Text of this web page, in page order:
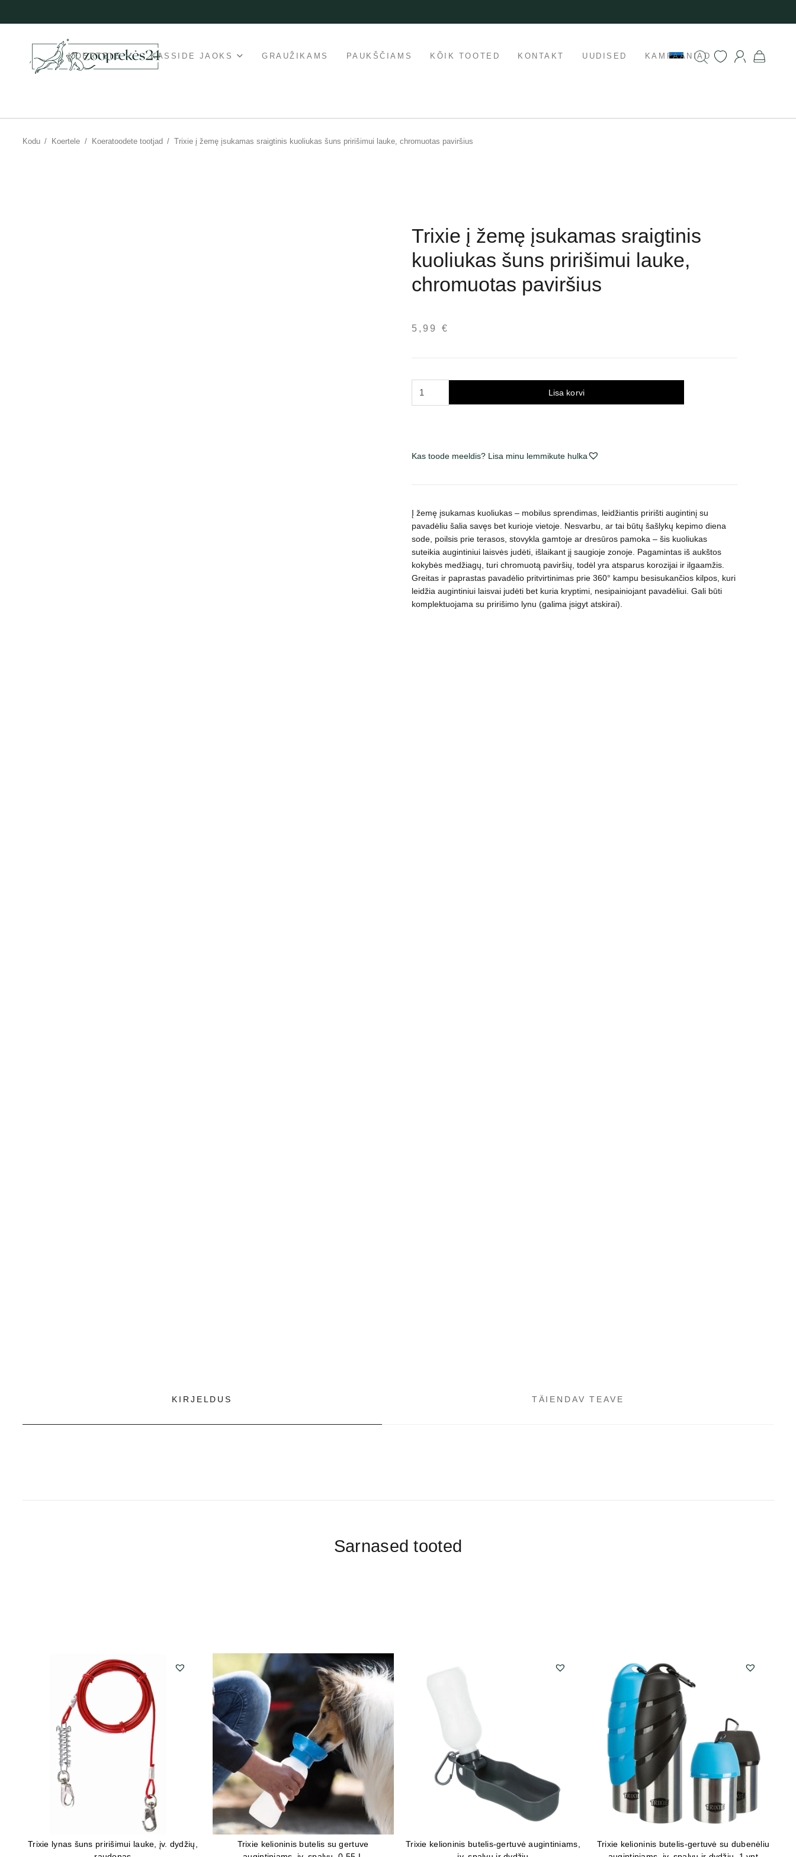
KOERTELE KASSIDE JAOKS GRAUŽIKAMS PAUKŠČIAMS KÕIK TOOTED KONTAKT UUDISED KAMPAANIAD
Kodu / Koertele / Koeratoodete tootjad / Trixie į žemę įsukamas sraigtinis kuoliukas šuns pririšimui lauke, chromuotas paviršius
Trixie į žemę įsukamas sraigtinis
kuoliukas šuns pririšimui lauke,
chromuotas paviršius
5,99 €
kuoliukas
chromuotas
paviršius
kogus
Lisa korvi
Kas toode meeldis? Lisa minu lemmikute hulka
Į žemę įsukamas kuoliukas – mobilus sprendimas, leidžiantis pririšti augintinį su
pavadėliu šalia savęs bet kurioje vietoje. Nesvarbu, ar tai būtų šašlykų kepimo diena
sode, poilsis prie terasos, stovykla gamtoje ar dresūros pamoka – šis kuoliukas
suteikia augintiniui laisvės judėti, išlaikant jį saugioje zonoje. Pagamintas iš aukštos
kokybės medžiagų, turi chromuotą paviršių , todėl yra atsparus korozijai ir ilgaamžis.
Greitas ir paprastas pavadėlio pritvirtinimas prie 360° kampu besisukančios kilpos, kuri
leidžia augintiniui laisvai judėti bet kuria kryptimi, nesipainiojant pavadėliui. Gali būti
komplektuojama su pririšimo lynu (galima įsigyt atskirai).
KIRJELDUS TÄIENDAV TEAVE
Sarnased tooted
Trixie lynas šuns pririšimui lauke, įv. dydžių,
Trixie kelioninis butelis su gertuve
Trixie kelioninis butelis-gertuvė augintiniams,
Trixie kelioninis butelis-gertuvė su dubenėliu